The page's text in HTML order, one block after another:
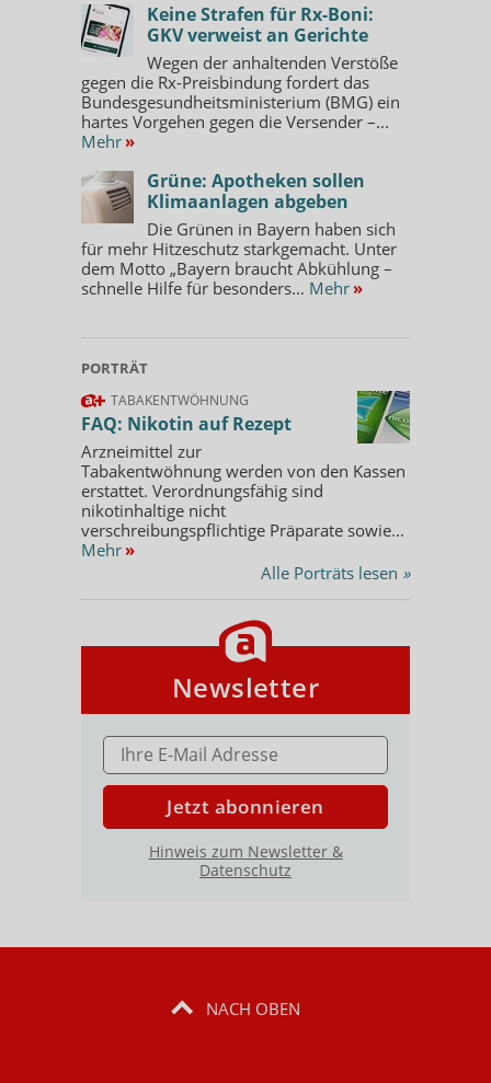
Keine Strafen für Rx-Boni:
GKV verweist an Gerichte
Wegen der anhaltenden Verstöße
gegen die Rx-Preisbindung fordert das
Bundesgesundheitsministerium (BMG) ein
hartes Vorgehen gegen die Versender –...
Mehr »
Grüne: Apotheken sollen
Klimaanlagen abgeben
Die Grünen in Bayern haben sich
für mehr Hitzeschutz starkgemacht. Unter
dem Motto „Bayern braucht Abkühlung –
schnelle Hilfe für besonders... Mehr »
PORTRÄT
TABAKENTWÖHNUNG
FAQ: Nikotin auf Rezept
Arzneimittel zur
Tabakentwöhnung werden von den Kassen
erstattet. Verordnungsfähig sind
nikotinhaltige nicht
verschreibungspflichtige Präparate sowie...
Mehr »
Alle Porträts lesen »
Newsletter
E-MAIL ADRESSE
Jetzt abonnieren
Hinweis zum Newsletter &
Datenschutz
NACH OBEN